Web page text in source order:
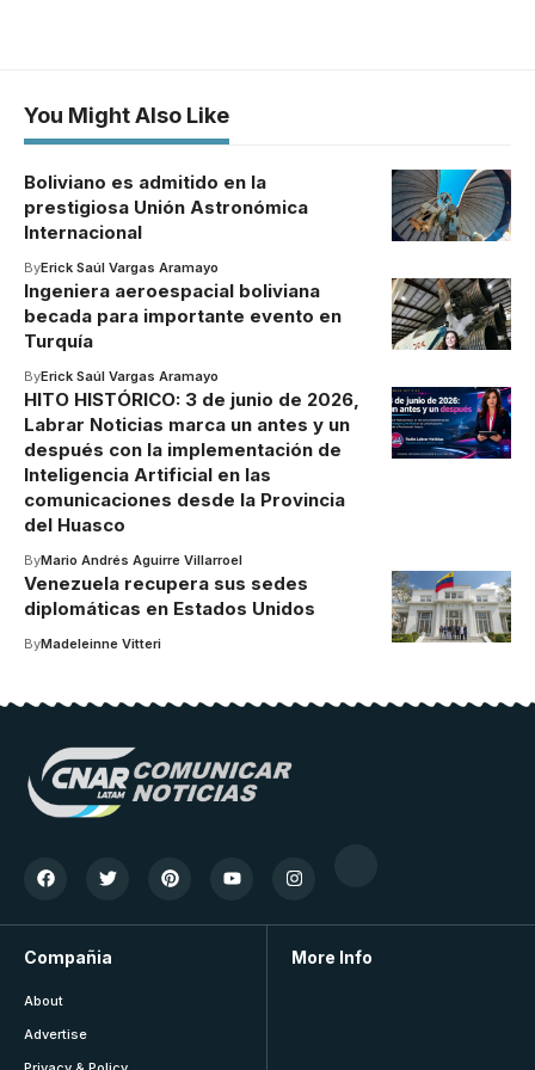
You Might Also Like
Boliviano es admitido en la
prestigiosa Unión Astronómica
Internacional
ByErick Saúl Vargas Aramayo
Ingeniera aeroespacial boliviana
becada para importante evento en
Turquía
ByErick Saúl Vargas Aramayo
HITO HISTÓRICO: 3 de junio de 2026,
Labrar Noticias marca un antes y un
después con la implementación de
Inteligencia Artificial en las
comunicaciones desde la Provincia
del Huasco
ByMario Andrés Aguirre Villarroel
Venezuela recupera sus sedes
diplomáticas en Estados Unidos
ByMadeleinne Vitteri
Compañia
About
Advertise
More Info